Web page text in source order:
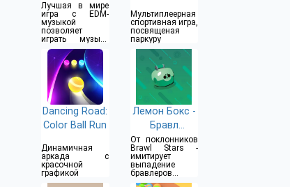
Лучшая в мире
игра с EDM-
музыкой
позволяет
играть музыку
различных
стилей
Мультиплеерная
спортивная игра,
посвященая
паркуру
Dancing Road:
Color Ball Run
Динамичная
аркада с
красочной
графикой
Лемон Бокс -
Бравл
Симулятор
От поклонников
Brawl Stars -
имитирует
выпадение
бравлеров и
прочего